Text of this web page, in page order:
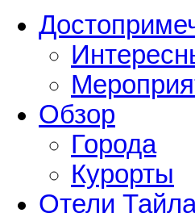
Обзор
Города
Курорты
Отели